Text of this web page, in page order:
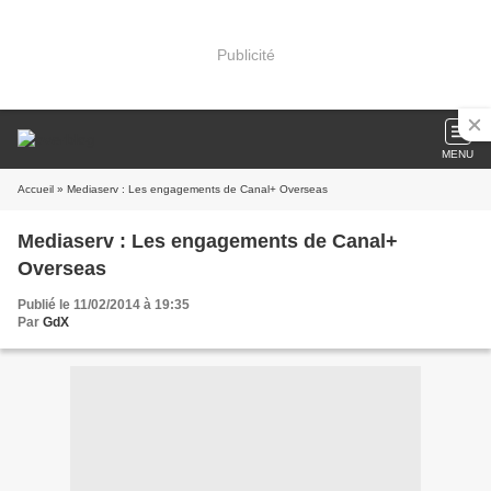
Publicité
MENU
Accueil » Mediaserv : Les engagements de Canal+ Overseas
Mediaserv : Les engagements de Canal+
Overseas
Publié le 11/02/2014 à 19:35
Par GdX